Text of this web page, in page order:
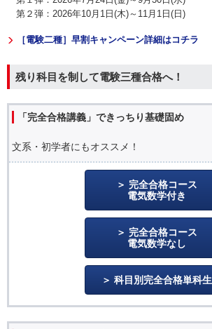
第２弾：2026年10月1日(木)～11月1日(日)
［電験二種］早割キャンペーン詳細はコチラ
残り科目を制して電験三種合格へ！
「完全合格講義」できっちり基礎固め
文系・初学者にもオススメ！
完全合格コース
電気数学付き
完全合格コース
電気数学なし
科目別完全合格単科生